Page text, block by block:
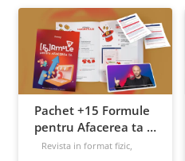
Pachet +15 Formule
pentru Afacerea ta +
Prompt-uri dedicate
Revista in format fizic,